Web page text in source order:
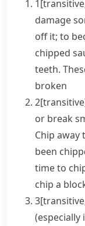
1[transitive
damage
off it; to
chipped
teeth.
broken
2[transitive
or break
Chip away
been
time to
chip a
3[transitive
(especially